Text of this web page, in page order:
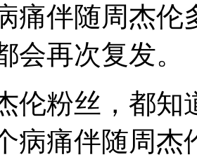
痛伴随周杰伦
会再次复发。
伦粉丝，都
病痛伴随周杰